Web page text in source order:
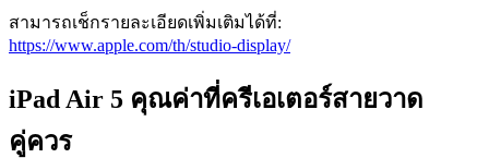
สามารถเช็กรายละเอียดเพิ่มเติมได้ที่:
https://www.apple.com/th/studio-display/
iPad Air 5 คุณค่าที่ครีเอเตอร์สายวาด
คู่ควร